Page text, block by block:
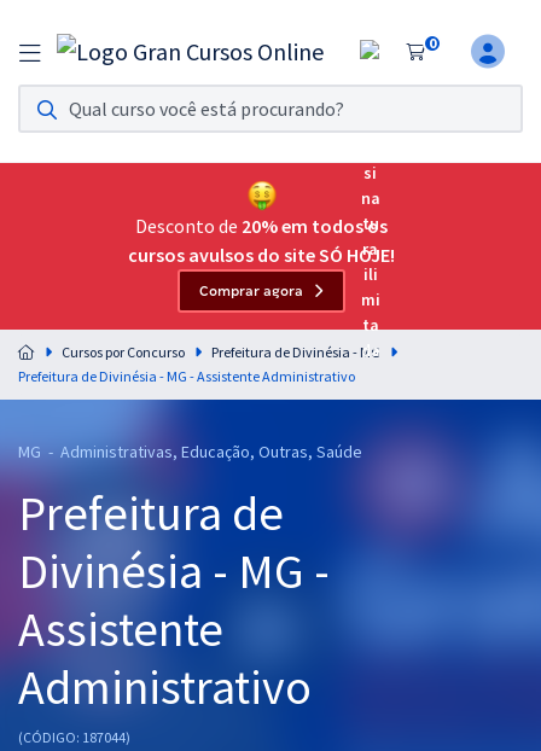
0
Assinatura Ilimitada 11
Acesso a todos os cursos. Teste grátis por 7 dias!
Assinatura OAB Até Passar
Acesso ilimitado a toda preparação para o Exame da
Residências Multiprofissionais
Preparação completa e intensiva para as principais
residências em saúde do Brasil
Cursos 20% OFF
Pós
Graduação
OAB
Desconto de 20% em todos os
cursos avulsos do site SÓ HOJE!
Comprar agora
Cursos por Concurso
Prefeitura de Divinésia - MG
Prefeitura de Divinésia - MG - Assistente Administrativo
MG - Administrativas, Educação, Outras, Saúde
Prefeitura de
Divinésia - MG -
Assistente
Administrativo
(CÓDIGO: 187044)